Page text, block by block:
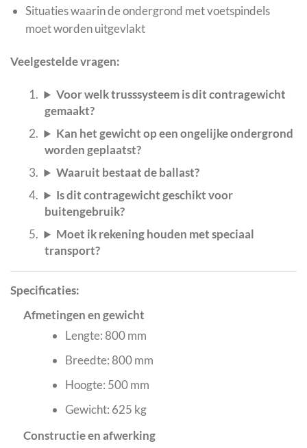
Situaties waarin de ondergrond met voetspindels
moet worden uitgevlakt
Veelgestelde vragen:
Voor welk trusssysteem is dit contragewicht
gemaakt?
Kan het gewicht op een ongelijke ondergrond
worden geplaatst?
Waaruit bestaat de ballast?
Is dit contragewicht geschikt voor
buitengebruik?
Moet ik rekening houden met speciaal
transport?
Specificaties:
Afmetingen en gewicht
Lengte: 800 mm
Breedte: 800 mm
Hoogte: 500 mm
Gewicht: 625 kg
Constructie en afwerking